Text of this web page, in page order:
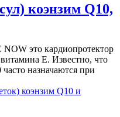
коэнзим Q10,
это кардиопротектор
Е. Известно, что
назначаются при